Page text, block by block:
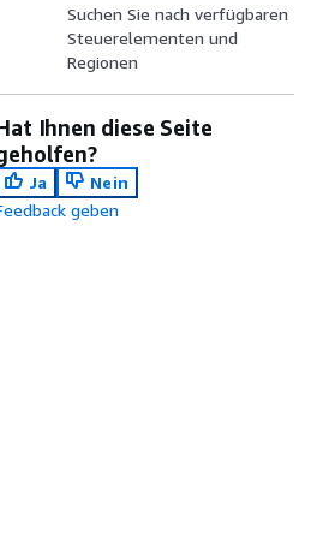
Suchen Sie nach verfügbaren
Steuerelementen und
Regionen
Ihnen diese Seite
Ja
Nein
geben